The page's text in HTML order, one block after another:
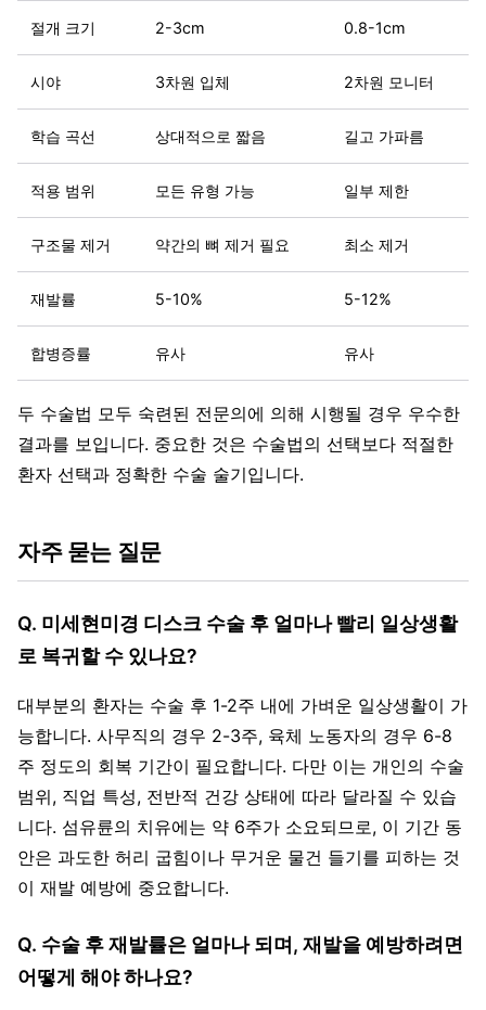
절개 크기 2-3cm 0.8-1cm
시야 3차원 입체 2차원 모니터
학습 곡선 상대적으로 짧음 길고 가파름
적용 범위 모든 유형 가능 일부 제한
구조물 제거 약간의 뼈 제거 필요 최소 제거
재발률 5-10% 5-12%
합병증률 유사 유사
두 수술법 모두 숙련된 전문의에 의해 시행될 경우 우수한
결과를 보입니다. 중요한 것은 수술법의 선택보다 적절한
환자 선택과 정확한 수술 술기입니다.
자주 묻는 질문
Q. 미세현미경 디스크 수술 후 얼마나 빨리 일상생활
로 복귀할 수 있나요?
대부분의 환자는 수술 후 1-2주 내에 가벼운 일상생활이 가
능합니다. 사무직의 경우 2-3주, 육체 노동자의 경우 6-8
주 정도의 회복 기간이 필요합니다. 다만 이는 개인의 수술
범위, 직업 특성, 전반적 건강 상태에 따라 달라질 수 있습
니다. 섬유륜의 치유에는 약 6주가 소요되므로, 이 기간 동
안은 과도한 허리 굽힘이나 무거운 물건 들기를 피하는 것
이 재발 예방에 중요합니다.
Q. 수술 후 재발률은 얼마나 되며, 재발을 예방하려면
어떻게 해야 하나요?